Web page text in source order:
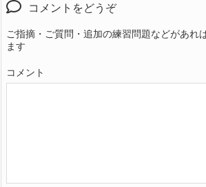
コメントをどうぞ
ご指摘・ご質問・追加の練習問題などがあれ
ます
コメント